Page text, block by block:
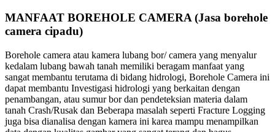
MANFAAT BOREHOLE CAMERA (Jasa borehole
camera cipadu)
Borehole camera atau kamera lubang bor/ camera yang menyalur
kedalam lubang bawah tanah memiliki beragam manfaat yang
sangat membantu terutama di bidang hidrologi, Borehole Camera ini
dapat membantu Investigasi hidrologi yang berkaitan dengan
penambangan, atau sumur bor dan pendeteksian materia dalam
tanah Crash/Rusak dan Beberapa masalah seperti Fracture Logging
juga bisa dianalisa dengan kamera ini karea mampu menampilkan